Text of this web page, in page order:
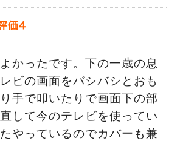
かったです。下の一歳の息
ビの画面をバシバシとおも
手で叩いたりで画面下の部
して今のテレビを使ってい
やっているのでカバーも兼